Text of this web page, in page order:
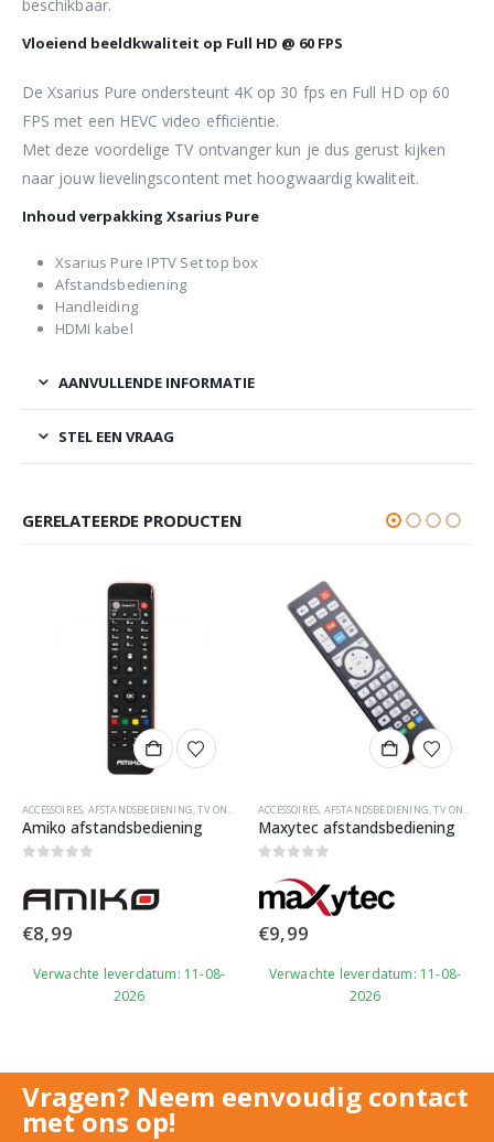
beschikbaar.
Vloeiend beeldkwaliteit op Full HD @ 60 FPS
De Xsarius Pure ondersteunt 4K op 30 fps en Full HD op 60
FPS met een HEVC video efficiëntie.
Met deze voordelige TV ontvanger kun je dus gerust kijken
naar jouw lievelingscontent met hoogwaardig kwaliteit.
Inhoud verpakking Xsarius Pure
Xsarius Pure IPTV Set top box
Afstandsbediening
Handleiding
HDMI kabel
AANVULLENDE INFORMATIE
STEL EEN VRAAG
GERELATEERDE PRODUCTEN
ACCESSOIRES, AFSTANDSBEDIENING,TV ONTVANGERS
Amiko afstandsbediening
€8,99
Verwachte leverdatum: 11-08-
2026
ACCESSOIRES, AFSTANDSBEDIENING,TV ONTVANGERS
Maxytec afstandsbediening
€9,99
Verwachte leverdatum: 11-08-
2026
Vragen? Neem eenvoudig contact
met ons op!